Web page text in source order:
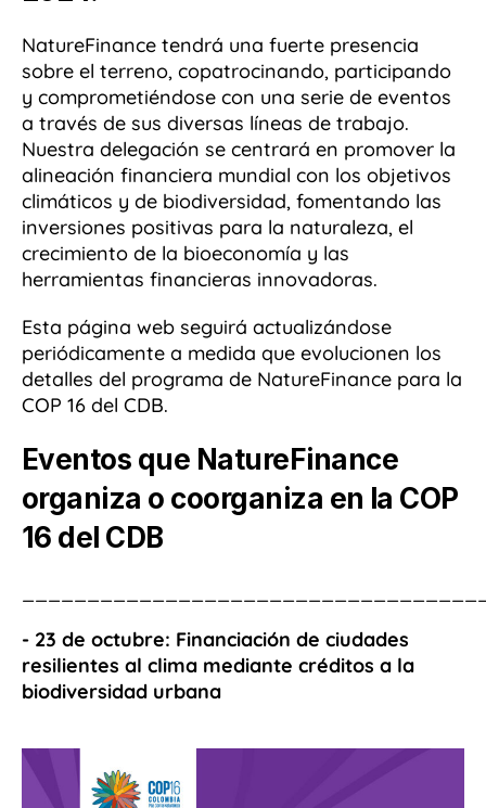
NatureFinance tendrá una fuerte presencia
sobre el terreno, copatrocinando, participando
y comprometiéndose con una serie de eventos
a través de sus diversas líneas de trabajo.
Nuestra delegación se centrará en promover la
alineación financiera mundial con los objetivos
climáticos y de biodiversidad, fomentando las
inversiones positivas para la naturaleza, el
crecimiento de la bioeconomía y las
herramientas financieras innovadoras.
Esta página web seguirá actualizándose
periódicamente a medida que evolucionen los
detalles del programa de NatureFinance para la
COP 16 del CDB.
Eventos que NatureFinance
organiza o coorganiza en la COP
16 del CDB
- 23 de octubre: Financiación de ciudades
resilientes al clima mediante créditos a la
biodiversidad urbana